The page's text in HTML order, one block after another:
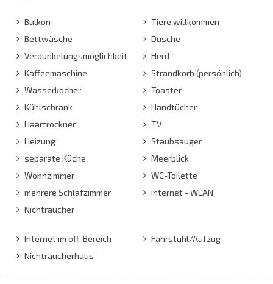
Balkon
Bettwäsche
Verdunkelungsmöglichkeit
Kaffeemaschine
Wasserkocher
Kühlschrank
Haartrockner
Heizung
separate Küche
Wohnzimmer
mehrere Schlafzimmer
Nichtraucher
Tiere willkommen
Dusche
Herd
Strandkorb (persönlich)
Toaster
Handtücher
TV
Staubsauger
Meerblick
WC-Toilette
Internet - WLAN
Internet im öff. Bereich
Nichtraucherhaus
Fahrstuhl/Aufzug